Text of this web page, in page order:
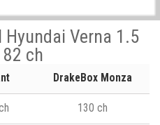
Verna 1.5
82 ch
DrakeBox Monza
130 ch